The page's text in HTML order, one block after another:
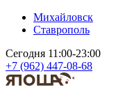
Михайловск
Ставрополь
Сегодня 11:00-23:00
+7 (962) 447-08-68